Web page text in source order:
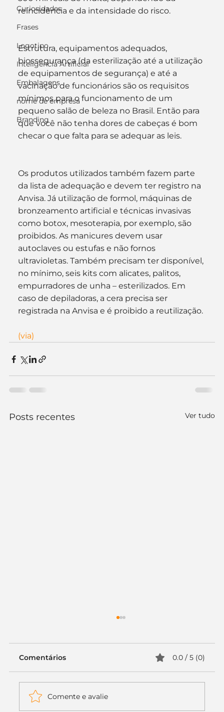
Curiosidades
Frases
Logotipo
Inteligência Artificial
Embalagens
nome de empresa
Branding
reincidência e da intensidade do risco.
Estrutura, equipamentos adequados,
biossegurança (da esterilização até a utilização
de equipamentos de segurança) e até a
vacinação de funcionários são os requisitos
mínimos para o funcionamento de um
pequeno salão de beleza no Brasil. Então para
que você não tenha dores de cabeças é bom
checar o que falta para se adequar as leis.
Os produtos utilizados também fazem parte
da lista de adequação e devem ter registro na
Anvisa. Já utilização de formol, máquinas de
bronzeamento artificial e técnicas invasivas
como botox, mesoterapia, por exemplo, são
proibidos. As manicures devem usar
autoclaves ou estufas e não fornos
ultravioletas. Também precisam ter disponível,
no mínimo, seis kits com alicates, palitos,
empurradores de unha – esterilizados. Em
caso de depiladoras, a cera precisa ser
registrada na Anvisa e é proibido a reutilização.
(via)
Posts recentes Ver tudo
Comentários 0.0 / 5 (0)
Comente e avalie